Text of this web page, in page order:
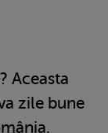
Aceasta
zile bune